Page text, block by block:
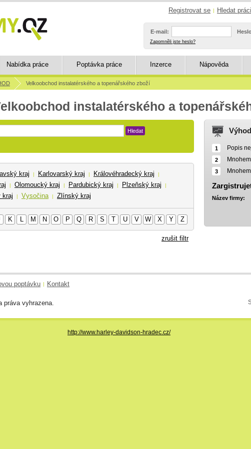
Registrovat se | Hledat práci
E-mail:
Zapomněli jste heslo?
Nabídka práce Poptávka práce Inzerce Nápověda
Velkoobchod instalatérského a topenářského zboží
instalatérského a
Hledat
kraj | Karlovarský kraj | Královéhradecký kraj |
| Olomoucký kraj | Pardubický kraj | Plzeňský kraj |
kraj | Vysočina | Zlínský kraj
K L M N O P Q R S T U V W X Y Z
zrušit filtr
1 Popis
2
3
Název firmy:
poptávku | Kontakt
práva vyhrazena.
http://www.harley-davidson-hradec.cz/